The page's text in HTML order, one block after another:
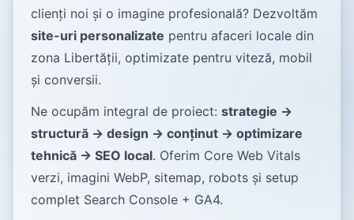
clienți noi și o imagine profesională? Dezvoltăm
site-uri personalizate pentru afaceri locale din
zona Libertății, optimizate pentru viteză, mobil
și conversii.
Ne ocupăm integral de proiect: strategie →
structură → design → conținut → optimizare
tehnică → SEO local. Oferim Core Web Vitals
verzi, imagini WebP, sitemap, robots și setup
complet Search Console + GA4.